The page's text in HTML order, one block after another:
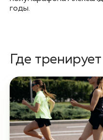
годы.
Где тренирует